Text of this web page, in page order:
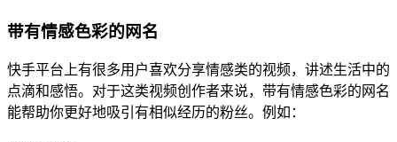
带有情感色彩的网名
快手平台上有很多用户喜欢分享情感类的视频，讲述生活中的
点滴和感悟。对于这类视频创作者来说，带有情感色彩的网名
能帮助你更好地吸引有相似经历的粉丝。例如：